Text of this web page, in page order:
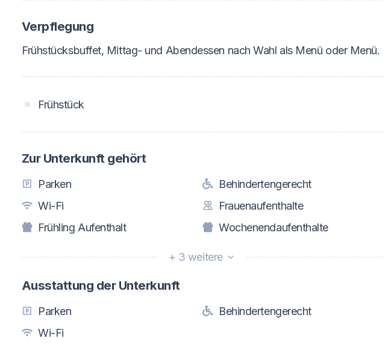
Verpflegung
Frühstücksbuffet, Mittag- und Abendessen nach Wahl als Menü oder Menü.
Frühstück
Zur Unterkunft gehört
Parken
Behindertengerecht
Wi-Fi
Frauenaufenthalte
Frühling Aufenthalt
Wochenendaufenthalte
+ 3 weitere
Ausstattung der Unterkunft
Parken
Behindertengerecht
Wi-Fi